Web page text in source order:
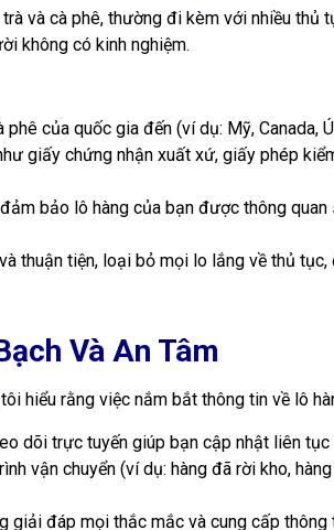
và cà phê, thường đi kèm với nhiều thủ
không có kinh nghiệm.
của quốc gia đến (ví dụ: Mỹ, Canada,
giấy chứng nhận xuất xứ, giấy phép
bảo lô hàng của bạn được thông
thuận tiện, loại bỏ mọi lo lắng về thủ tục,
Và An Tâm
hiểu rằng việc nắm bắt thông tin về lô
dõi trực tuyến giúp bạn cập nhật liên
vận chuyển (ví dụ: hàng đã rời kho,
giải đáp mọi thắc mắc và cung cấp thông